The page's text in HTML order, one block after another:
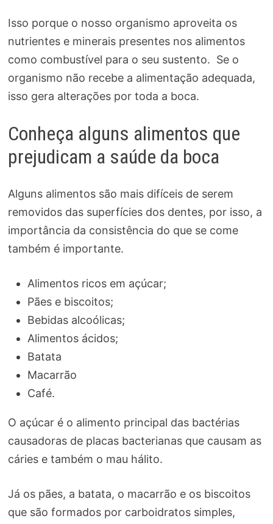
Isso porque o nosso organismo aproveita os
nutrientes e minerais presentes nos alimentos
como combustível para o seu sustento. Se o
organismo não recebe a alimentação adequada,
isso gera alterações por toda a boca.
Conheça alguns alimentos que
prejudicam a saúde da boca
Alguns alimentos são mais difíceis de serem
removidos das superfícies dos dentes, por isso, a
importância da consistência do que se come
também é importante.
Alimentos ricos em açúcar;
Pães e biscoitos;
Bebidas alcoólicas;
Alimentos ácidos;
Batata
Macarrão
Café.
O açúcar é o alimento principal das bactérias
causadoras de placas bacterianas que causam as
cáries e também o mau hálito.
Já os pães, a batata, o macarrão e os biscoitos
que são formados por carboidratos simples,